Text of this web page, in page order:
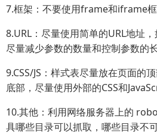
7.框架：不要使用frame和iframe框
8.URL：尽量使用简单的URL地址
尽量减少参数的数量和控制参数的长
9.CSS/JS：样式表尽量放在页面的
底部，尽量使用外部的CSS和
10.其他：利用网络服务器上的
具哪些目录可以抓取，哪些目录不